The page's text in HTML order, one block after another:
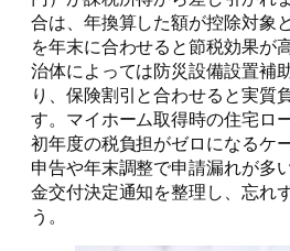
合は、年換算した額が控除対象
を年末に合わせると節税効果が
治体によっては防災設備設置補
り、保険割引と合わせると実質
す。マイホーム取得時の住宅ロ
初年度の税負担がゼロになるケ
申告や年末調整で申請漏れが多
金交付決定通知を整理し、忘れ
う。